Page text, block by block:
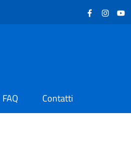
Facebook
(nuova
FAQ Contatti